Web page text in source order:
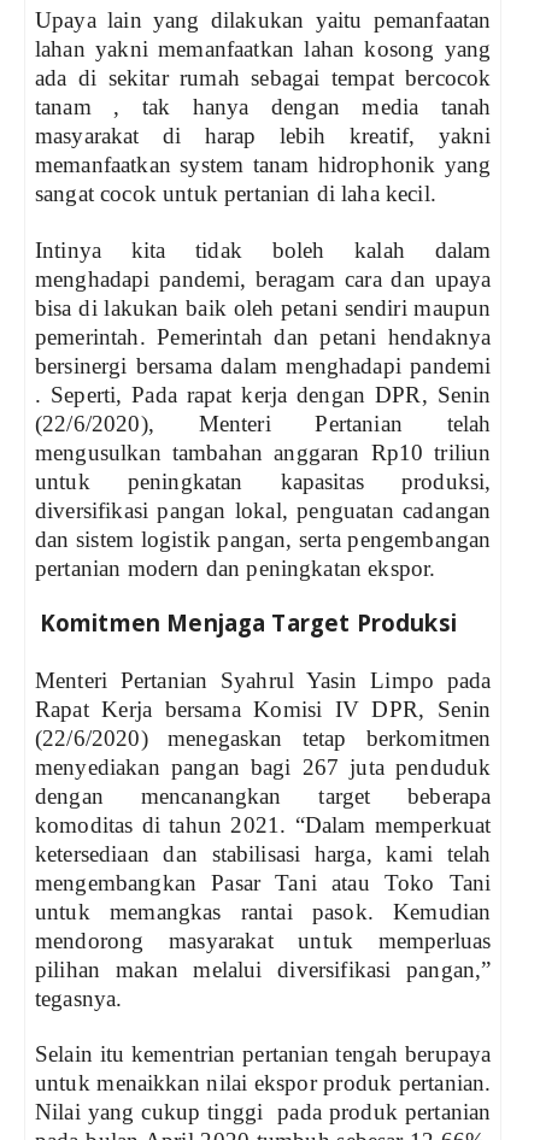
Upaya lain yang dilakukan yaitu pemanfaatan
lahan yakni memanfaatkan lahan kosong yang
ada di sekitar rumah sebagai tempat bercocok
tanam , tak hanya dengan media tanah
masyarakat di harap lebih kreatif, yakni
memanfaatkan system tanam hidrophonik yang
sangat cocok untuk pertanian di laha kecil.
Intinya kita tidak boleh kalah dalam
menghadapi pandemi, beragam cara dan upaya
bisa di lakukan baik oleh petani sendiri maupun
pemerintah. Pemerintah dan petani hendaknya
bersinergi bersama dalam menghadapi pandemi
. Seperti, Pada rapat kerja dengan DPR, Senin
(22/6/2020), Menteri Pertanian telah
mengusulkan tambahan anggaran Rp10 triliun
untuk peningkatan kapasitas produksi,
diversifikasi pangan lokal, penguatan cadangan
dan sistem logistik pangan, serta pengembangan
pertanian modern dan peningkatan ekspor.
Komitmen Menjaga Target Produksi
Menteri Pertanian Syahrul Yasin Limpo pada
Rapat Kerja bersama Komisi IV DPR, Senin
(22/6/2020) menegaskan tetap berkomitmen
menyediakan pangan bagi 267 juta penduduk
dengan mencanangkan target beberapa
komoditas di tahun 2021. “Dalam memperkuat
ketersediaan dan stabilisasi harga, kami telah
mengembangkan Pasar Tani atau Toko Tani
untuk memangkas rantai pasok. Kemudian
mendorong masyarakat untuk memperluas
pilihan makan melalui diversifikasi pangan,”
tegasnya.
Selain itu kementrian pertanian tengah berupaya
untuk menaikkan nilai ekspor produk pertanian.
Nilai yang cukup tinggi pada produk pertanian